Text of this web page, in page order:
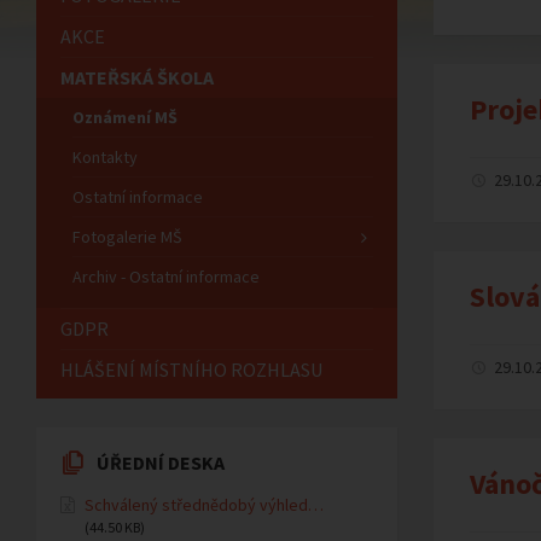
AKCE
MATEŘSKÁ ŠKOLA
Oznámení MŠ
Kontakty
Ostatní informace
Fotogalerie MŠ
Archiv - Ostatní informace
GDPR
HLÁŠENÍ MÍSTNÍHO ROZHLASU
ÚŘEDNÍ DESKA
Schválený střednědobý výhled…
(44.50 KB)